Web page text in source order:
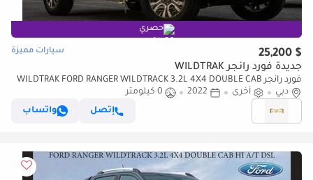
حصري
$ 25,200 سيارات مميزة
جديدة فورد رانجر WILDTRAK
فورد رانجر WILDTRAK FORD RANGER WILDTRACK 3.2L 4X4 DOUBLE CAB
HI A/T DSL Export Price 2022 Model Year
دبي أخرى 2022
0 كيلومتر
إتصل
واتساب